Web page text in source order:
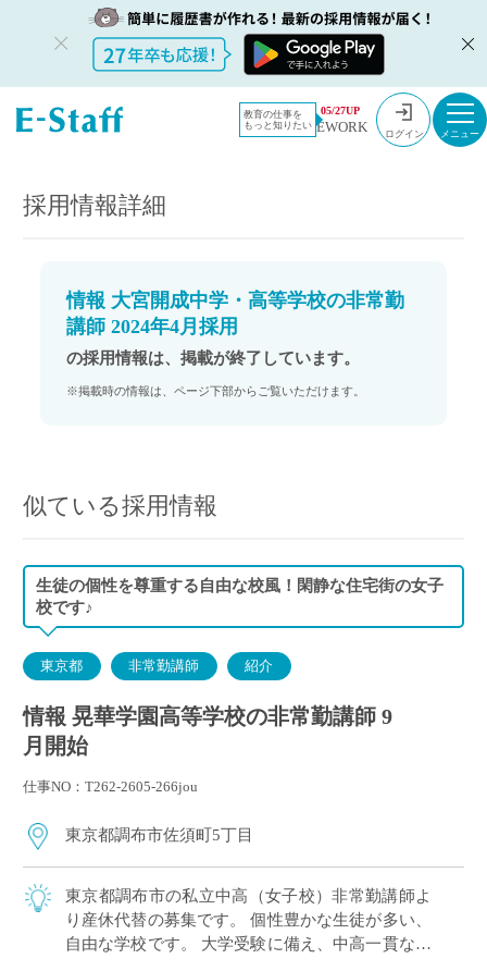
教育の仕事を
もっと知りたい
05/27UP
EWORK ログイン
教員採用情
報のイー・
採用情報
情報 大宮開成中学・高等学校の非常勤講師 2024年4月採用
採用情報詳細
情報 大宮開成中学・高等学校の非常勤
講師 2024年4月採用
の採用情報は、掲載が終了しています。
※掲載時の情報は、ページ下部からご覧いただけます。
似ている採用情報
生徒の個性を尊重する自由な校風！閑静な住宅街の女子
校です♪
東京都 非常勤講師 紹介
情報 晃華学園高等学校の非常勤講師 9
月開始
仕事NO：T262-2605-266jou
東京都調布市佐須町5丁目
東京都調布市の私立中高（女子校）非常勤講師よ
り産休代替の募集です。 個性豊かな生徒が多い、
自由な学校です。 大学受験に備え、中高一貫なら